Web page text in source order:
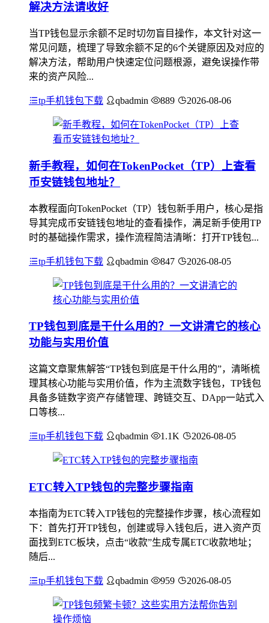
解决方法请收好
当TP钱包显示余额不足时切勿盲目操作，本文针对这一
常见问题，梳理了导致余额不足的6个关键原因及对应的
解决方法，帮助用户快速定位问题根源，避免误操作带
来的资产风险...
tp手机钱包下载 qbadmin 889 2026-08-06
新手教程，如何在TokenPocket（TP）上查看
币安链钱包地址？
本教程面向TokenPocket（TP）钱包新手用户，核心是指
导其完成币安链钱包地址的查看操作，满足新手使用TP
时的基础操作需求，操作流程简洁清晰：打开TP钱包...
tp手机钱包下载 qbadmin 847 2026-08-05
TP钱包到底是干什么用的？一文讲清它的核心
功能与实用价值
这篇文章聚焦解答“TP钱包到底是干什么用的”，清晰梳
理其核心功能与实用价值，作为主流数字钱包，TP钱包
具备多链数字资产存储管理、跨链交互、DApp一站式入
口等核...
tp手机钱包下载 qbadmin 1.1K 2026-08-05
ETC转入TP钱包的完整步骤指南
本指南为ETC转入TP钱包的完整操作步骤，核心流程如
下：首先打开TP钱包，创建或导入钱包后，进入资产页
面找到ETC板块，点击“收款”生成专属ETC收款地址；
随后...
tp手机钱包下载 qbadmin 959 2026-08-05